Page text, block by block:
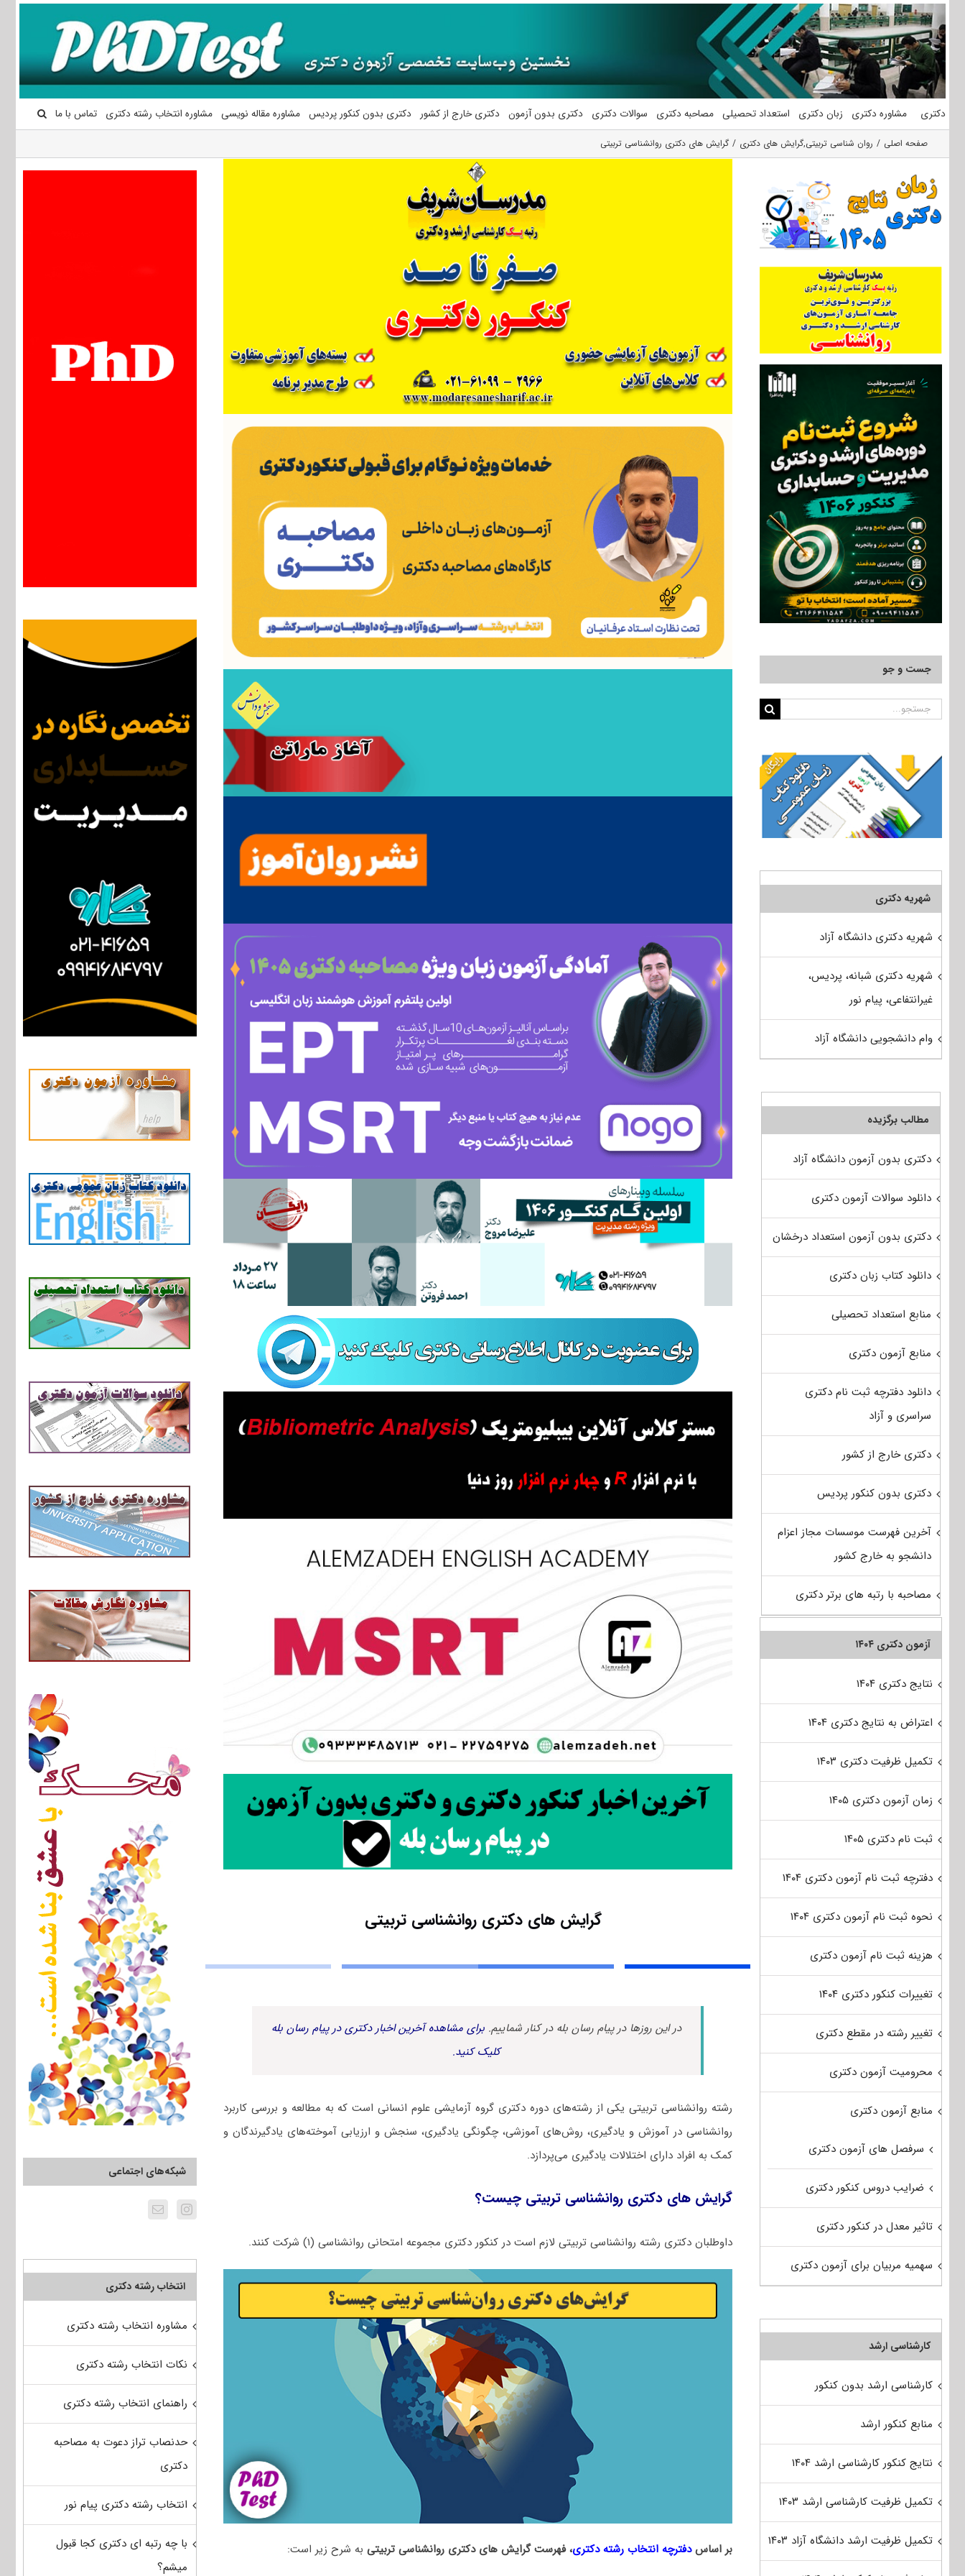
محتوا
دکتری مشاوره دکتری زبان دکتری استعداد تحصیلی مصاحبه دکتری سوالات دکتری دکتری بدون آزمون دکتری خارج از کشور دکتری بدون کنکور پردیس مشاوره مقاله نویسی مشاوره انتخاب رشته دکتری تماس با ما
صفحه اصلی روان شناسی تربیتی,گرایش های دکتری گرایش های دکتری روانشناسی تربیتی
گرایش های دکتری روانشناسی تربیتی
در این روزها در پیام رسان بله در کنار شماییم. برای مشاهده آخرین اخبار دکتری در پیام رسان بله
کلیک کنید.
رشته روانشناسی تربیتی یکی از رشته‌های دوره دکتری گروه آزمایشی علوم انسانی است که به مطالعه و بررسی کاربرد
روانشناسی در آموزش و یادگیری، روش‌های آموزشی، چگونگی یادگیری، سنجش و ارزیابی آموخته‌های یادگیرندگان و
کمک به افراد دارای اختلالات یادگیری می‌پردازد.
گرایش های دکتری روانشناسی تربیتی چیست؟
داوطلبان دکتری رشته روانشناسی تربیتی لازم است در کنکور دکتری مجموعه امتحانی روانشناسی (۱) شرکت کنند.
بر اساسدفترچه انتخاب رشته دکتری، فهرست گرایش های دکتری روانشناسی تربیتی به شرح زیر است:
شبکه‌های اجتماعی
انتخاب رشته دکتری
مشاوره انتخاب رشته دکتری
نکات انتخاب رشته دکتری
راهنمای انتخاب رشته دکتری
حدنصاب تراز دعوت به مصاحبه
دکتری
انتخاب رشته دکتری پیام نور
با چه رتبه ای دکتری کجا قبول
میشم؟
جست و جو
جستجو
شهریه دکتری
شهریه دکتری دانشگاه آزاد
شهریه دکتری شبانه، پردیس،
غیرانتفاعی، پیام نور
وام دانشجویی دانشگاه آزاد
مطالب برگزیده
دکتری بدون آزمون دانشگاه آزاد
دانلود سوالات آزمون دکتری
دکتری بدون آزمون استعداد درخشان
دانلود کتاب زبان دکتری
منابع استعداد تحصیلی
منابع آزمون دکتری
دانلود دفترچه ثبت نام دکتری
سراسری و آزاد
دکتری خارج از کشور
دکتری بدون کنکور پردیس
آخرین فهرست موسسات مجاز اعزام
دانشجو به خارج کشور
مصاحبه با رتبه های برتر دکتری
آزمون دکتری ۱۴۰۴
نتایج دکتری ۱۴۰۴
اعتراض به نتایج دکتری ۱۴۰۴
تکمیل ظرفیت دکتری ۱۴۰۳
زمان آزمون دکتری ۱۴۰۵
ثبت نام دکتری ۱۴۰۵
دفترچه ثبت نام آزمون دکتری ۱۴۰۴
نحوه ثبت نام آزمون دکتری ۱۴۰۴
هزینه ثبت نام آزمون دکتری
تغییرات کنکور دکتری ۱۴۰۴
تغییر رشته در مقطع دکتری
محرومیت آزمون دکتری
منابع آزمون دکتری
سرفصل های آزمون دکتری
ضرایب دروس کنکور دکتری
تاثیر معدل در کنکور دکتری
سهمیه مربیان برای آزمون دکتری
کارشناسی ارشد
کارشناسی ارشد بدون کنکور
منابع کنکور ارشد
نتایج کنکور کارشناسی ارشد ۱۴۰۴
تکمیل ظرفیت کارشناسی ارشد ۱۴۰۳
تکمیل ظرفیت ارشد دانشگاه آزاد ۱۴۰۳